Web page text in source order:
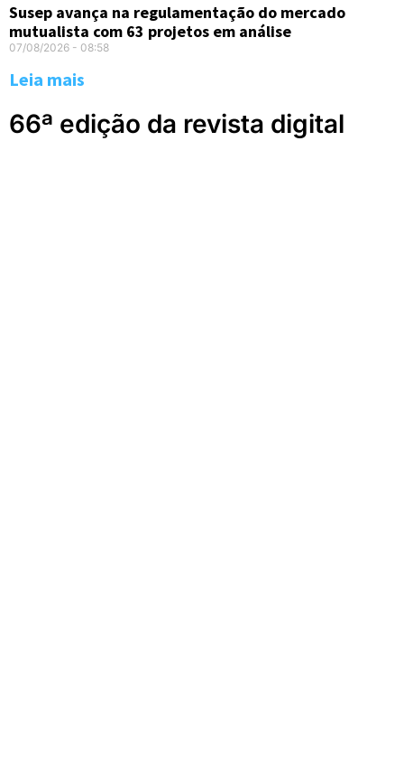
Susep avança na regulamentação do mercado
mutualista com 63 projetos em análise
07/08/2026 08:58
Leia mais
66ª edição da revista digital